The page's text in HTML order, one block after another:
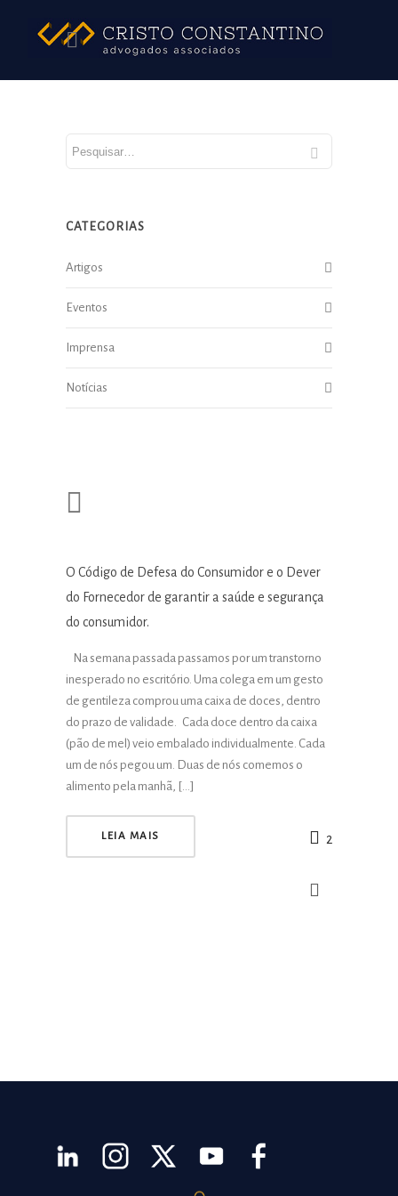
CATEGORIAS
Artigos
Eventos
Imprensa
Notícias
O Código de Defesa do Consumidor e o Dever
do Fornecedor de garantir a saúde e segurança
do consumidor.
Na semana passada passamos por um transtorno
inesperado no escritório. Uma colega em um gesto
de gentileza comprou uma caixa de doces, dentro
do prazo de validade. Cada doce dentro da caixa
(pão de mel) veio embalado individualmente. Cada
um de nós pegou um. Duas de nós comemos o
alimento pela manhã, […]
LEIA MAIS 2